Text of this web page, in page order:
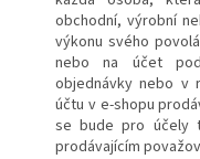
obchodní, výrobní
výkonu svého
nebo na účet
objednávky nebo v
účtu v e-shopu
se bude pro účely
prodávajícím